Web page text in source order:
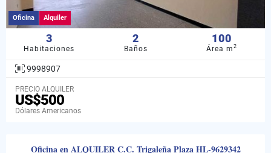
Oficina Alquiler
3
Habitaciones
2
Baños
100
Área m2
9998907
PRECIO ALQUILER
US$500
Dólares Americanos
Oficina en ALQUILER C.C. Trigaleña Plaza HL-9629342